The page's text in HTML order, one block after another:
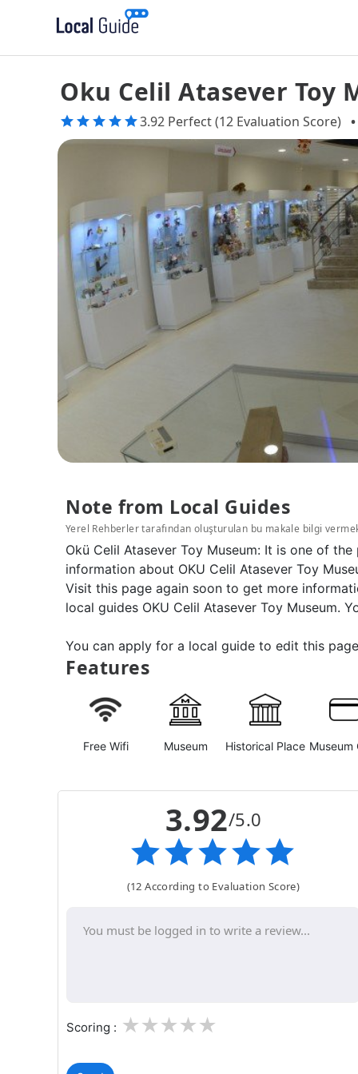
Oku Celil Atasever Toy
3.92 Perfect (12 Evaluation Score) •
Note from Local Guides
Yerel Rehberler tarafından oluşturulan bu makale bilgi
Okü Celil Atasever Toy Museum: It is one of
information about OKU Celil Atasever Toy
Visit this page again soon to get more
local guides OKU Celil Atasever Toy Museum.
You can apply for a local guide to edit this
Features
Free Wifi Museum Historical Place Museum
3.92/5.0
(12 According to Evaluation Score)
Scoring : 3
2
1